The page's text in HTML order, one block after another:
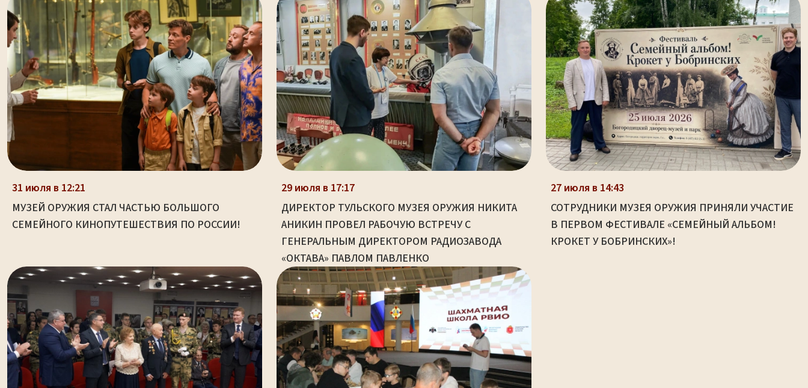
31 июля в 12:21
МУЗЕЙ ОРУЖИЯ СТАЛ ЧАСТЬЮ БОЛЬШОГО
СЕМЕЙНОГО КИНОПУТЕШЕСТВИЯ ПО РОССИИ!
29 июля в 17:17
ДИРЕКТОР ТУЛЬСКОГО МУЗЕЯ ОРУЖИЯ НИКИТА
АНИКИН ПРОВЕЛ РАБОЧУЮ ВСТРЕЧУ С
ГЕНЕРАЛЬНЫМ ДИРЕКТОРОМ РАДИОЗАВОДА
«ОКТАВА» ПАВЛОМ ПАВЛЕНКО
27 июля в 14:43
СОТРУДНИКИ МУЗЕЯ ОРУЖИЯ ПРИНЯЛИ УЧАСТИЕ
В ПЕРВОМ ФЕСТИВАЛЕ «СЕМЕЙНЫЙ АЛЬБОМ!
КРОКЕТ У БОБРИНСКИХ»!